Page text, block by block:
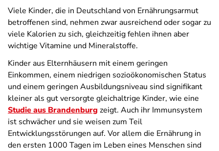
Viele Kinder, die in Deutschland von Ernährungsarmut
betroffenen sind, nehmen zwar ausreichend oder sogar zu
viele Kalorien zu sich, gleichzeitig fehlen ihnen aber
wichtige Vitamine und Mineralstoffe.
Kinder aus Elternhäusern mit einem geringen
Einkommen, einem niedrigen sozioökonomischen Status
und einem geringen Ausbildungsniveau sind signifikant
kleiner als gut versorgte gleichaltrige Kinder, wie eine
Studie aus Brandenburg zeigt. Auch ihr Immunsystem
ist schwächer und sie weisen zum Teil
Entwicklungsstörungen auf. Vor allem die Ernährung in
den ersten 1000 Tagen im Leben eines Menschen sind